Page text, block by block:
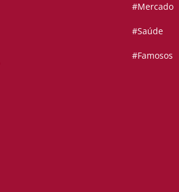
#Mercado
#Saúde
#Famosos